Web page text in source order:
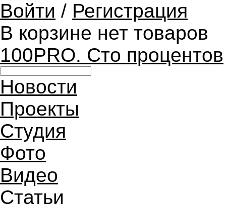
Войти / Регистрация
В корзине нет товаров
100PRO. Сто процентов
Новости
Проекты
Студия
Фото
Видео
Статьи